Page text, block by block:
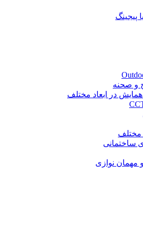
پیجینگ
و صحنه
در ابعاد مختلف
مختلف
ساختمانی
نوازی